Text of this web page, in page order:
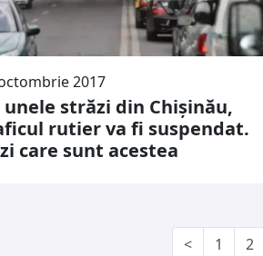
2017
unele străzi din Chișinău,
rutier va fi suspendat.
care sunt acestea
< 1 2